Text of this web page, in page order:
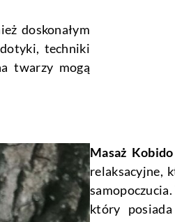
doskonałym
techniki
twarzy mogą
Masaż Kobido
relaksacyjne,
który